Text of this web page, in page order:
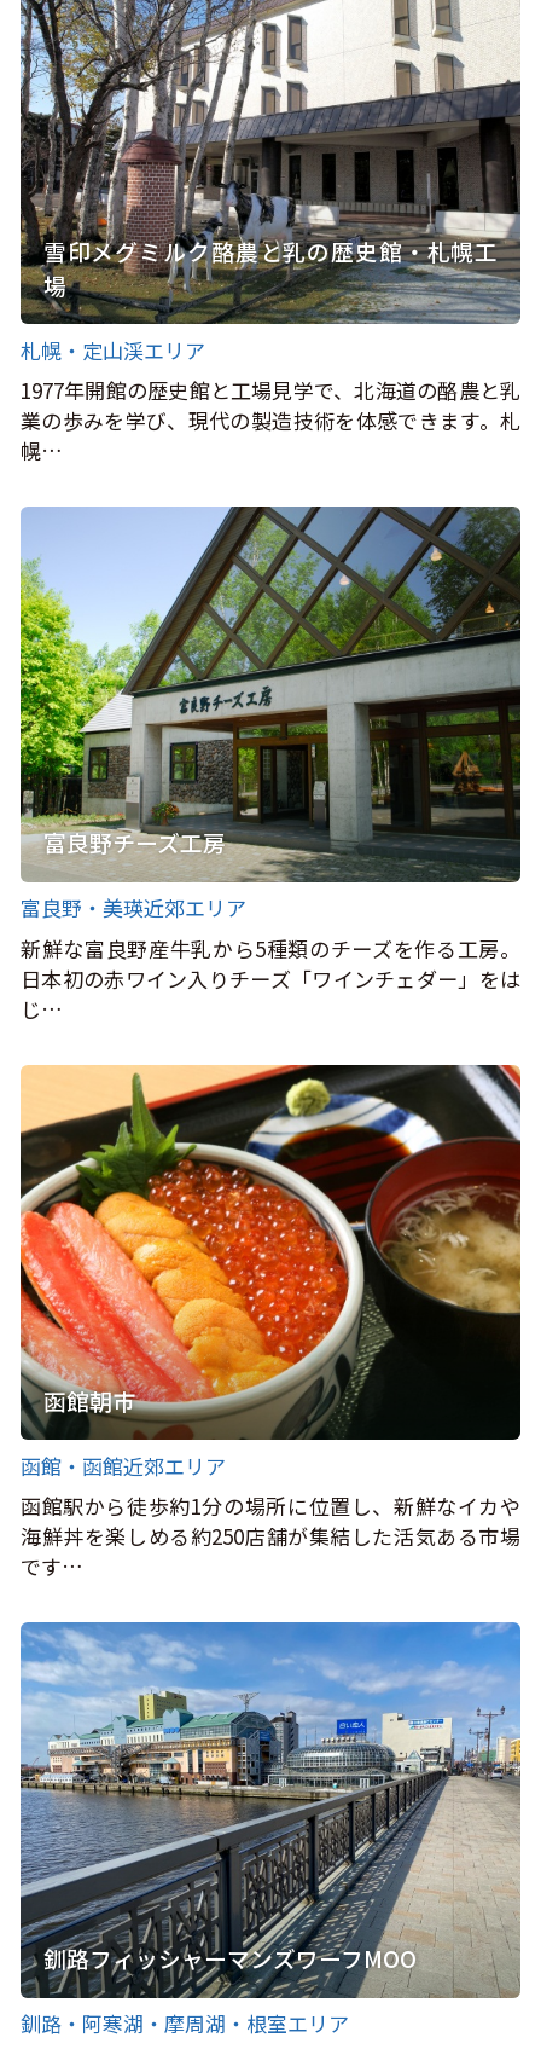
雪印メグミルク酪農と乳の歴史館・札幌工
場
札幌・定山渓エリア
1977年開館の歴史館と工場見学で、北海道の酪農と乳
業の歩みを学び、現代の製造技術を体感できます。札
幌…
富良野チーズ工房
富良野・美瑛近郊エリア
新鮮な富良野産牛乳から5種類のチーズを作る工房。
日本初の赤ワイン入りチーズ「ワインチェダー」をは
じ…
函館朝市
函館・函館近郊エリア
函館駅から徒歩約1分の場所に位置し、新鮮なイカや
海鮮丼を楽しめる約250店舗が集結した活気ある市場
です…
釧路フィッシャーマンズワーフMOO
釧路・阿寒湖・摩周湖・根室エリア